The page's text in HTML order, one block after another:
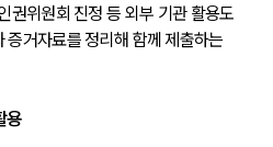
권위원회 진정 등 외부 기관 활용도
증거자료를 정리해 함께 제출하는
용